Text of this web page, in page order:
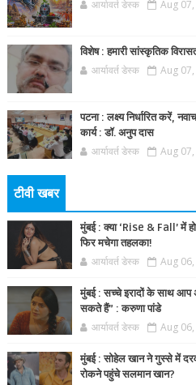
आर्यावर्त डेस्क Aug
विशेष : हमारी सांस्कृतिक
आर्यावर्त डेस्क Aug
पटना : लक्ष्य निर्धारित करें,
कार्य : डॉ. अनुप दास
आर्यावर्त डेस्क Aug
टीवी खबर
मुंबई : क्या ‘Rise & Fall’ में
फिर मचेगा तहलका!
आर्यावर्त डेस्क Aug
मुंबई : सच्चे इरादों के साथ आप
सकते हैं” : करुणा पांडे
आर्यावर्त डेस्क Aug
मुंबई : सोहेल खान ने गुस्से में
रोकने पहुंचे सलमान खान?